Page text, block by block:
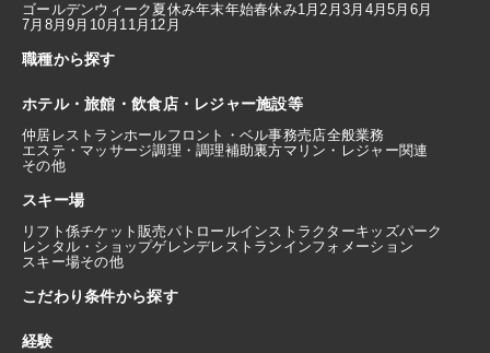
ゴールデンウィーク 夏休み年末年始春休み1月2月3月 4月5月 6月
7月 8月9月 10月 11月 12月
職種から探す
ホテル・旅館・飲食店・レジャー施設等
仲居 レストランホールフロント・ベル事務売店全般業務
エステ・マッサージ調理・調理補助裏方マリン・レジャー関連
その他
スキー場
リフト係チケット販売パトロールインストラクターキッズパーク
レンタル・ショップゲレンデレストラン インフォメーション
スキー場その他
こだわり条件から探す
経験